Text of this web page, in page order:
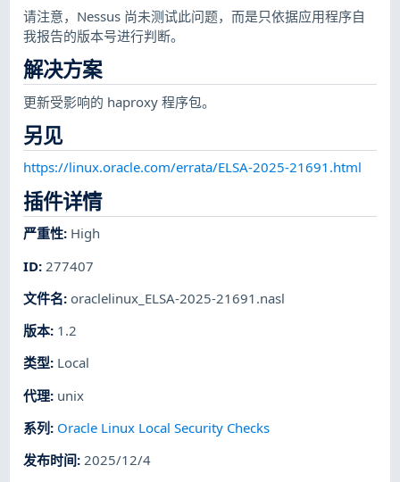
请注意，Nessus 尚未测试此问题，而是只依据应用程序自
我报告的版本号进行判断。
解决方案
更新受影响的 haproxy 程序包。
另见
https://linux.oracle.com/errata/ELSA-2025-21691.html
插件详情
严重性: High
ID: 277407
文件名: oraclelinux_ELSA-2025-21691.nasl
版本: 1.2
类型: Local
代理: unix
系列 : Oracle Linux Local Security Checks
发布时间:2025/12/4